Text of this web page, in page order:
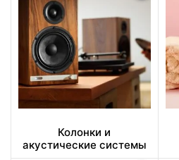
Колонки и
акустические системы